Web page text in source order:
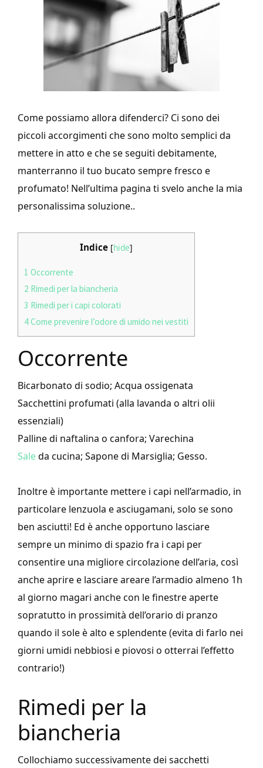
Come possiamo allora difenderci? Ci sono dei
piccoli accorgimenti che sono molto semplici da
mettere in atto e che se seguiti debitamente,
manterranno il tuo bucato sempre fresco e
profumato! Nell’ultima pagina ti svelo anche la mia
personalissima soluzione..
Indice [hide]
1 Occorrente
2 Rimedi per la biancheria
3 Rimedi per i capi colorati
4Come prevenire l’odore di umido nei vestiti
Occorrente
Bicarbonato di sodio; Acqua ossigenata
Sacchettini profumati (alla lavanda o altri olii
essenziali)
Palline di naftalina o canfora; Varechina
Saleda cucina; Sapone di Marsiglia; Gesso.
Inoltre è importante mettere i capi nell’armadio, in
particolare lenzuola e asciugamani, solo se sono
ben asciutti! Ed è anche opportuno lasciare
sempre un minimo di spazio fra i capi per
consentire una migliore circolazione dell’aria, così
anche aprire e lasciare areare l’armadio almeno 1h
al giorno magari anche con le finestre aperte
sopratutto in prossimità dell’orario di pranzo
quando il sole è alto e splendente (evita di farlo nei
giorni umidi nebbiosi e piovosi o otterrai l’effetto
contrario!)
Rimedi per la
biancheria
Collochiamo successivamente dei sacchetti